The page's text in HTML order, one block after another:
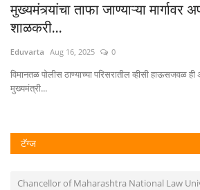
मुख्यमंत्र्यांचा ताफा जाण्याऱ्या मार्गावर
शाळकरी...
Eduvarta Aug 16, 2025 0
विमानतळ पोलीस ठाण्याच्या परिसरातील व्हीसी हाऊसजवळ
मुख्यमंत्री...
टॅग्ज
Chancellor of Maharashtra National Law